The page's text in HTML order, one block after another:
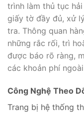
trình làm thủ tục
giấy tờ đầy đủ, xử
tra. Thông quan
những rắc rối, trì
được báo rõ ràng,
các khoản phí
Công Nghệ Theo
Trang bị hệ thống